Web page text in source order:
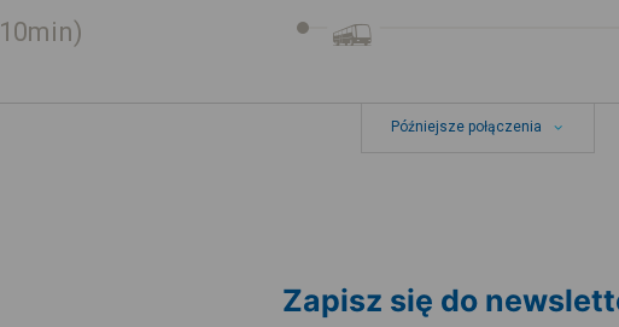
10min
Późniejsze połączenia
Zapisz się do